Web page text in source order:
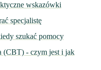
wskazówki
specjalistę
szukać pomocy
(CBT) - czym jest i jak